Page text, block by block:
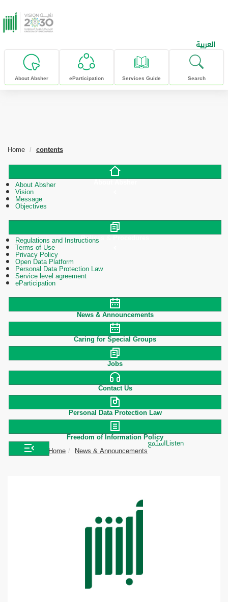
skip to main content
العربية
About Absher eParticipation Services Guide Search
Home contents
About Absher
About Absher
Vision
Message
Objectives
Polices & Procedures
Regulations and Instructions
Terms of Use
Privacy Policy
Open Data Platform
Personal Data Protection Law
Service level agreement
eParticipation
News & Announcements
Caring for Special Groups
Jobs
Contact Us
Personal Data Protection Law
Freedom of Information Policy
Home
News & Announcements
استمعListen